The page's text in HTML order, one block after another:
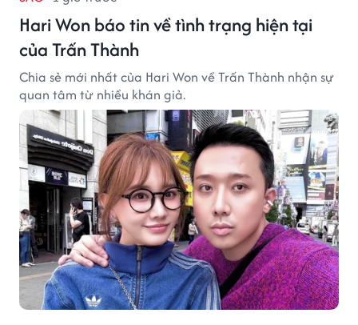
Hari Won báo tin về tình trạng hiện tại
của Trấn Thành
Chia sẻ mới nhất của Hari Won về Trấn Thành nhận sự
quan tâm từ nhiều khán giả.